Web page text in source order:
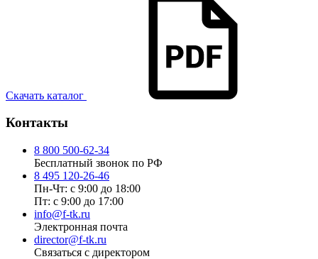
Скачать каталог
Контакты
8 800 500-62-34
Бесплатный звонок по РФ
8 495 120-26-46
Пн-Чт: с 9:00 до 18:00
Пт: с 9:00 до 17:00
info@f-tk.ru
Электронная почта
director@f-tk.ru
Связаться с директором